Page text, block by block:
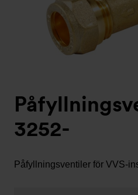
3252-
Påfyllningsventiler för VVS-